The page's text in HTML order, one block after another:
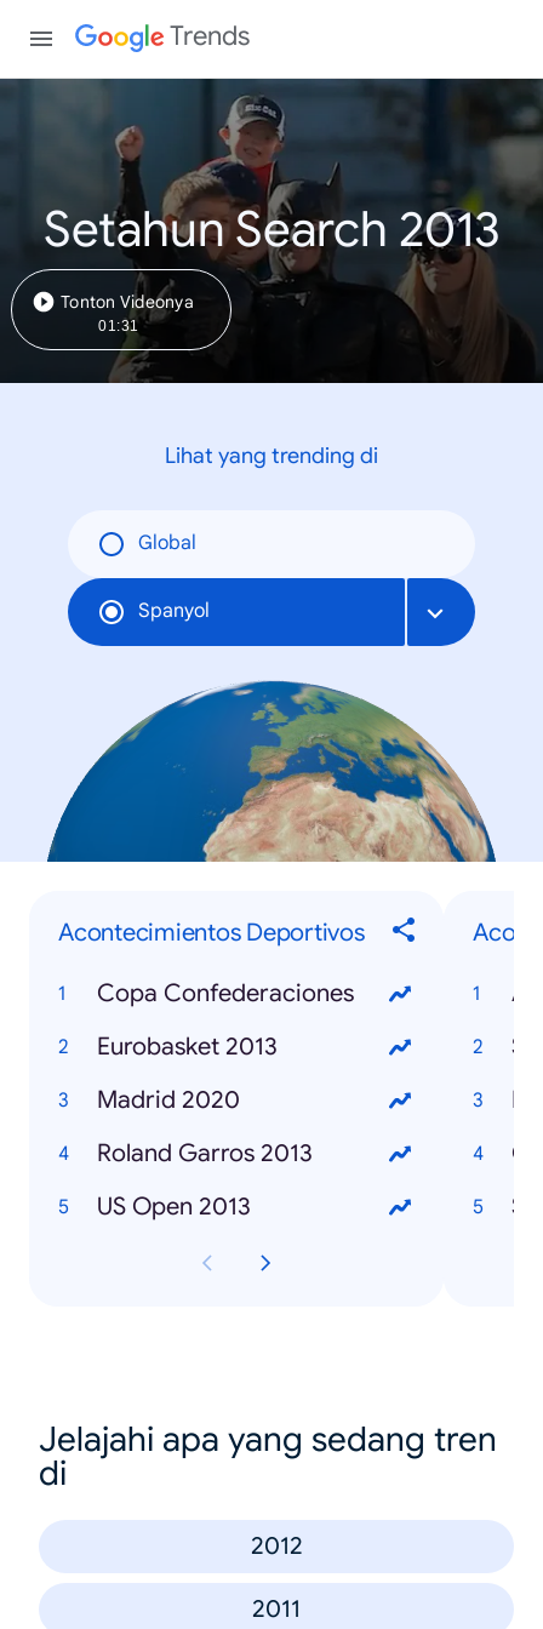
Trends
Setahun Search 2013
Tonton Videonya
01:31
Lihat yang trending di
Global
Spanyol
Acontecimientos Deportivos
Copa Confederaciones
Eurobasket 2013
Madrid 2020
Roland Garros 2013
US Open 2013
Jelajahi apa yang sedang tren
di
2012
2011